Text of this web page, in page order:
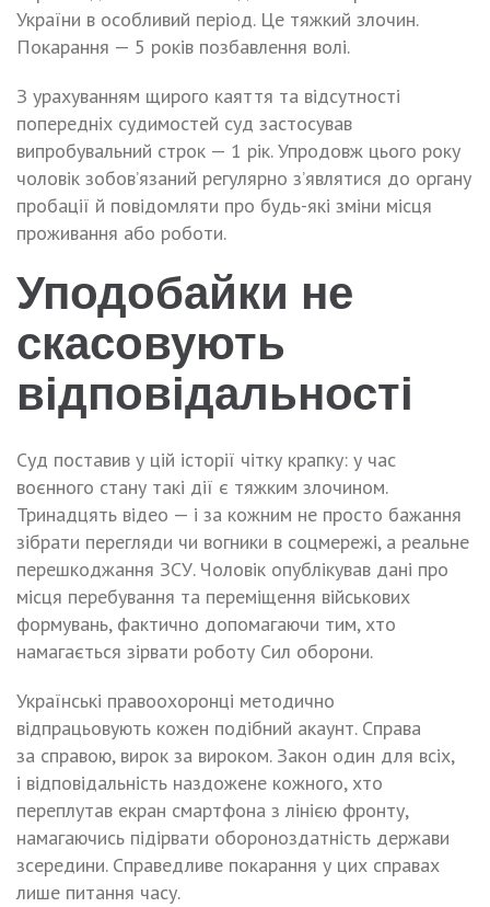
України в особливий період. Це тяжкий злочин.
Покарання — 5 років позбавлення волі.
З урахуванням щирого каяття та відсутності
попередніх судимостей суд застосував
випробувальний строк — 1 рік. Упродовж цього року
чоловік зобов’язаний регулярно з’являтися до органу
пробації й повідомляти про будь-які зміни місця
проживання або роботи.
Уподобайки не
скасовують
відповідальності
Суд поставив у цій історії чітку крапку: у час
воєнного стану такі дії є тяжким злочином.
Тринадцять відео — і за кожним не просто бажання
зібрати перегляди чи вогники в соцмережі, а реальне
перешкоджання ЗСУ. Чоловік опублікував дані про
місця перебування та переміщення військових
формувань, фактично допомагаючи тим, хто
намагається зірвати роботу Сил оборони.
Українські правоохоронці методично
відпрацьовують кожен подібний акаунт. Справа
за справою, вирок за вироком. Закон один для всіх,
і відповідальність наздожене кожного, хто
переплутав екран смартфона з лінією фронту,
намагаючись підірвати обороноздатність держави
зсередини. Справедливе покарання у цих справах
лише питання часу.